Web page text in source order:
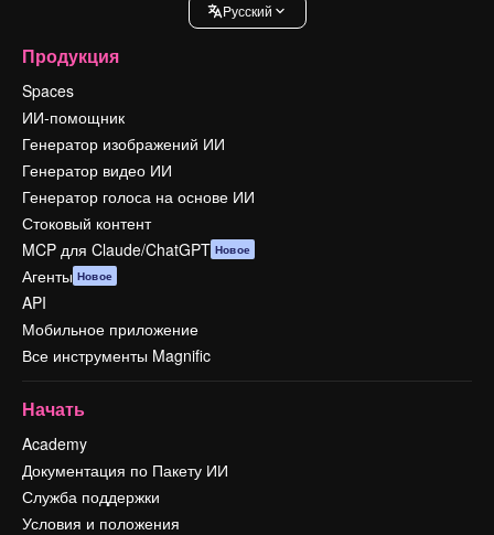
Pусский
Продукция
Spaces
ИИ-помощник
Генератор изображений ИИ
Генератор видео ИИ
Генератор голоса на основе ИИ
Стоковый контент
MCP для Claude/ChatGPT Новое
Агенты Новое
API
Мобильное приложение
Все инструменты Magnific
Начать
Academy
Документация по Пакету ИИ
Служба поддержки
Условия и положения